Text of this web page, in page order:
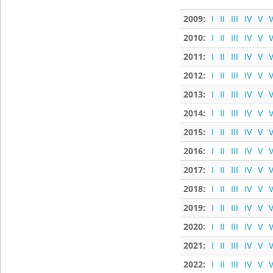
2009: I II III IV V
2010:
I II III IV V
2011:
I II III IV V
2012:
I II III IV V
2013:
I II III IV V
2014:
I II III IV V
2015:
I II III IV V
2016:
I II III IV V
2017:
I II III IV V
2018:
I II III IV V
2019:
I II III IV V
2020:
I II III IV V
2021:
I II III IV V
2022:
I II III IV V